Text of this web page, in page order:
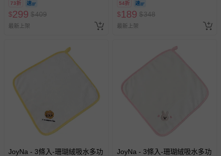
73折
$299 $409
最新上架
54折
$189 $348
最新上架
JoyNa - 3條入-珊瑚絨吸水多功
JoyNa - 3條入-珊瑚絨吸水多功